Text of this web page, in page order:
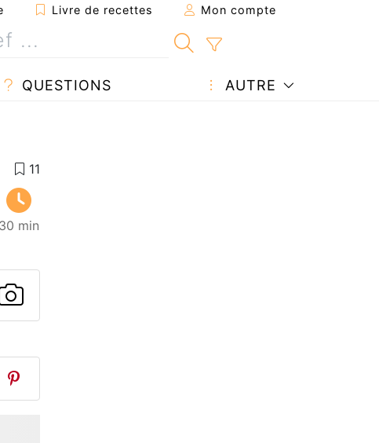
Livre de recettes Mon compte
QUESTIONS AUTRE
30 min
à un ami
cette page
une question à l'auteur
Publier votre photo de cette